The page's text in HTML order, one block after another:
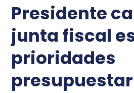
Presidente
junta fiscal
prioridades